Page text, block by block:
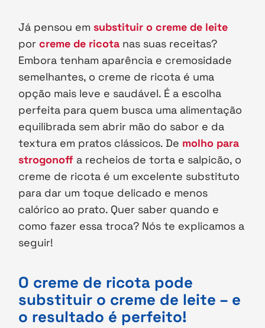
Já pensou em substituir o creme de leite
porcreme de ricota nas suas receitas?
Embora tenham aparência e cremosidade
semelhantes, o creme de ricota é uma
opção mais leve e saudável. É a escolha
perfeita para quem busca uma alimentação
equilibrada sem abrir mão do sabor e da
textura em pratos clássicos. De molho para
strogonoff a recheios de torta e salpicão, o
creme de ricota é um excelente substituto
para dar um toque delicado e menos
calórico ao prato. Quer saber quando e
como fazer essa troca? Nós te explicamos a
seguir!
O creme de ricota pode
substituir o creme de leite – e
o resultado é perfeito!